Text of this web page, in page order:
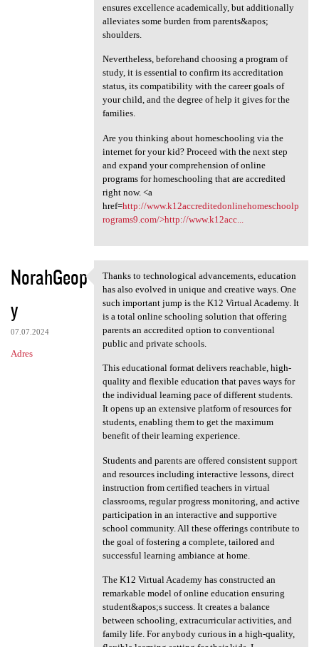
ensures excellence academically, but additionally
alleviates some burden from parents&apos;
shoulders.
Nevertheless, beforehand choosing a program of
study, it is essential to confirm its accreditation
status, its compatibility with the career goals of
your child, and the degree of help it gives for the
families.
Are you thinking about homeschooling via the
internet for your kid? Proceed with the next step
and expand your comprehension of online
programs for homeschooling that are accredited
right now. <a
href=http://www.k12accreditedonlinehomeschoolp
rograms9.com/>http://www.k12acc...
NorahGeop
y
07.07.2024
Adres
Thanks to technological
Thanks to technological advancements, education
has also evolved in unique and creative ways. One
such important jump is the K12 Virtual Academy. It
is a total online schooling solution that offering
parents an accredited option to conventional
public and private schools.
This educational format delivers reachable, high-
quality and flexible education that paves ways for
the individual learning pace of different students.
It opens up an extensive platform of resources for
students, enabling them to get the maximum
benefit of their learning experience.
Students and parents are offered consistent support
and resources including interactive lessons, direct
instruction from certified teachers in virtual
classrooms, regular progress monitoring, and active
participation in an interactive and supportive
school community. All these offerings contribute to
the goal of fostering a complete, tailored and
successful learning ambiance at home.
The K12 Virtual Academy has constructed an
remarkable model of online education ensuring
student&apos;s success. It creates a balance
between schooling, extracurricular activities, and
family life. For anybody curious in a high-quality,